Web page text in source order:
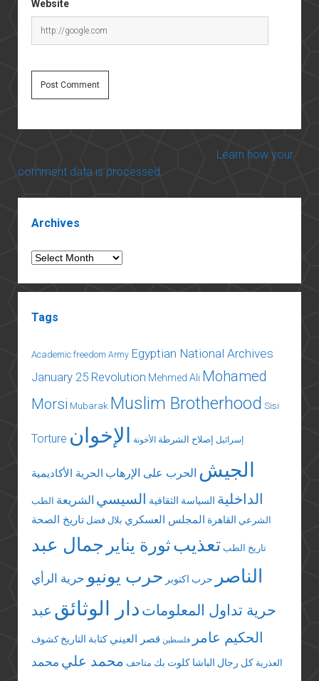
Website
Learn how your
comment data is processed.
Archives
Archives
Tags
Academic freedom Army Egyptian National Archives
January 25 Revolution Mehmed Ali Mohamed
Morsi Mubarak Muslim Brotherhood Sisi
Torture إسرائيل إصلاح الشرطة الأخونة الإخوان
الجيش الحرب على الإرهاب الحرية الأكاديمية
الداخلية السياسة الثقافية السيسي الشريعة الطب
الشرعي القاهرة المجلس العسكري بلال فضل تاريخ الصحة
تاريخ الطب تعذيبثورة يناير جمال عبد
الناصر
حرب اكتوبر حرب يونيو حرية الرأي
حرية تداول المعلومات دار الوثائق عبد
الحكيم عامر
فلسطين قصر العيني كتابة التاريخ كشوف
العذرية كل رجال الباشا كلوت بك متاحف محمد علي محمد